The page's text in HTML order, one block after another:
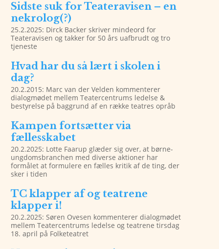
Sidste suk for Teateravisen – en
nekrolog(?)
25.2.2025: Dirck Backer skriver mindeord for
Teateravisen og takker for 50 års uafbrudt og tro
tjeneste
Hvad har du så lært i skolen i
dag?
20.2.2015: Marc van der Velden kommenterer
dialogmødet mellem Teatercentrums ledelse &
bestyrelse på baggrund af en række teatres opråb
Kampen fortsætter via
fællesskabet
20.2.2025: Lotte Faarup glæder sig over, at børne-
ungdomsbranchen med diverse aktioner har
formålet at formulere en fælles kritik af de ting, der
sker i tiden
TC klapper af og teatrene
klapper i!
20.2.2025: Søren Ovesen kommenterer dialogmødet
mellem Teatercentrums ledelse og teatrene tirsdag
18. april på Folketeatret